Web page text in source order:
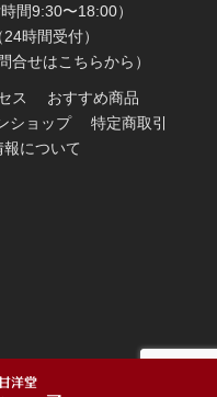
時間9:30〜18:00）
24時間受付）
合せはこちらから）
ス
おすすめ商品
ショップ
特定商取引
報について
甘洋堂